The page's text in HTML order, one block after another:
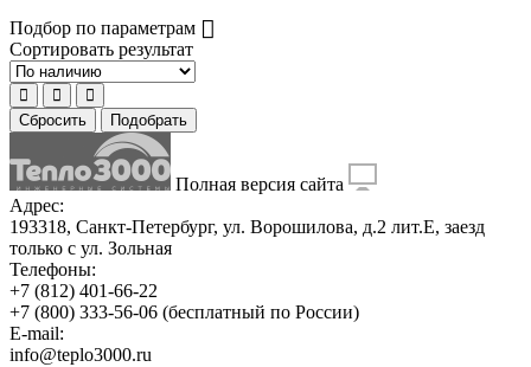
Подбор по параметрам
Сортировать результат
Сбросить Подобрать
Полная версия сайта
Адрес:
193318, Санкт-Петербург, ул. Ворошилова, д.2 лит.Е, заезд
только с ул. Зольная
Телефоны:
+7 (812) 401-66-22
+7 (800) 333-56-06 (бесплатный по России)
E-mail:
info@teplo3000.ru